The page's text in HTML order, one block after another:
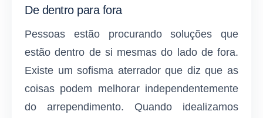
De dentro para fora
Pessoas estão procurando soluções que
estão dentro de si mesmas do lado de fora.
Existe um sofisma aterrador que diz que as
coisas podem melhorar independentemente
do arrependimento. Quando idealizamos